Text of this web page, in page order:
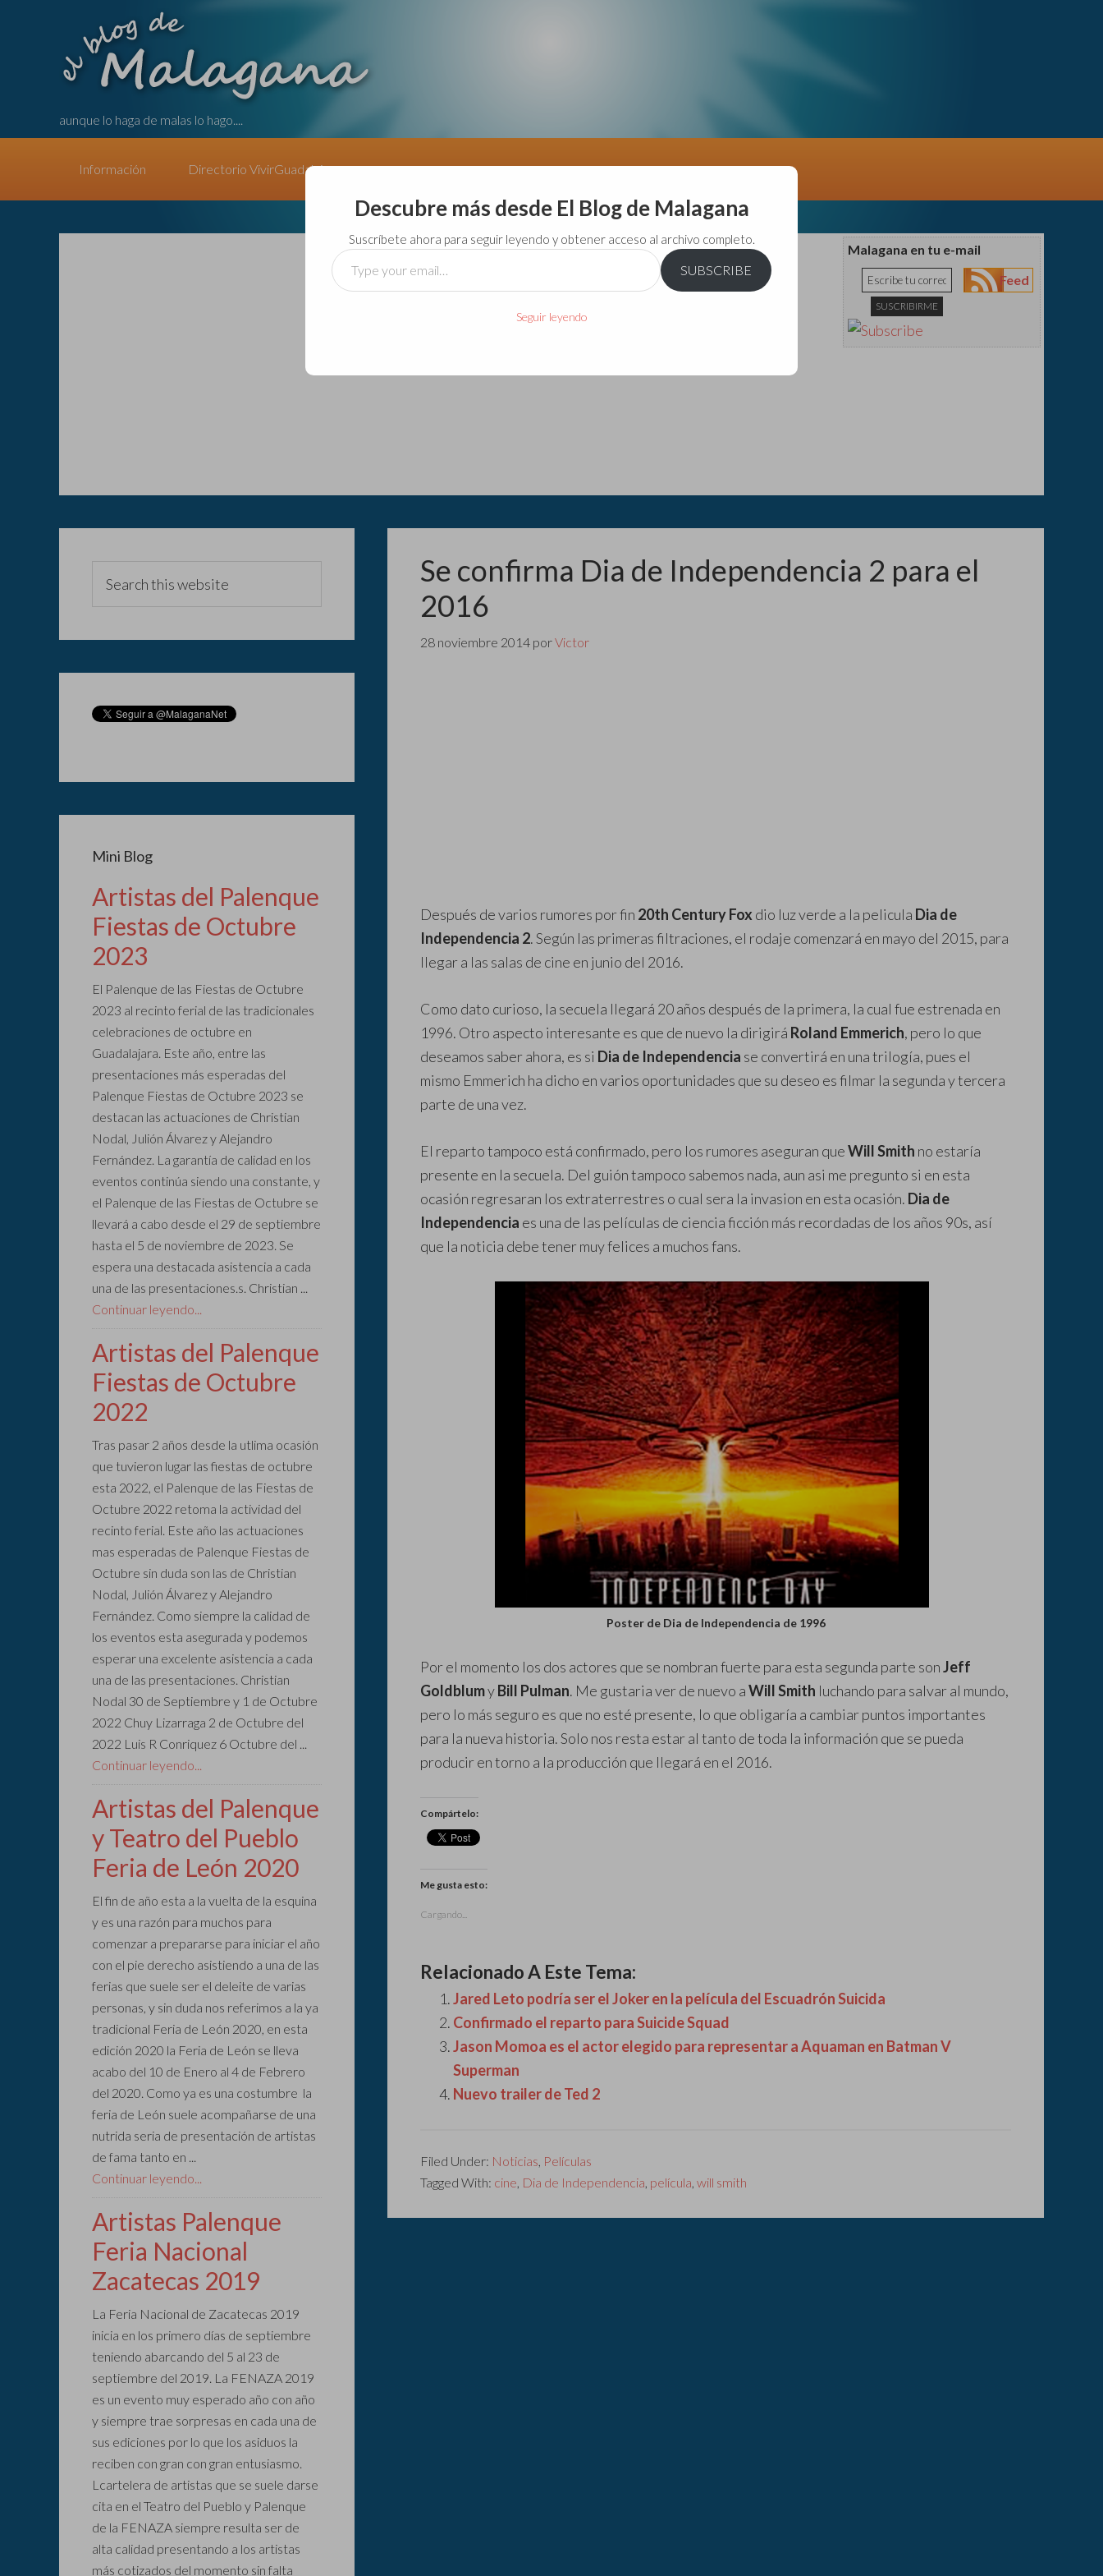
aunque lo haga de malas lo hago....
Información Directorio VivirGuadalajara
Malagana en tu e-mail
Feed
Se confirma Dia de Independencia 2 para el
2016
28 noviembre 2014 porVictor
Después de varios rumores por fin 20th Century Fox dio luz verde a la pelicula Dia de
Independencia 2. Según las primeras filtraciones, el rodaje comenzará en mayo del 2015, para
llegar a las salas de cine en junio del 2016.
Como dato curioso, la secuela llegará 20 años después de la primera, la cual fue estrenada en
1996. Otro aspecto interesante es que de nuevo la dirigirá Roland Emmerich, pero lo que
deseamos saber ahora, es si Dia de Independencia se convertirá en una trilogía, pues el
mismo Emmerich ha dicho en varios oportunidades que su deseo es filmar la segunda y tercera
parte de una vez.
El reparto tampoco está confirmado, pero los rumores aseguran queWill Smith no estaría
presente en la secuela. Del guión tampoco sabemos nada, aun asi me pregunto si en esta
ocasión regresaran los extraterrestres o cual sera la invasion en esta ocasión. Dia de
Independencia es una de las películas de ciencia ficción más recordadas de los años 90s, así
que la noticia debe tener muy felices a muchos fans.
Poster de Dia de Independencia de 1996
Por el momento los dos actores que se nombran fuerte para esta segunda parte sonJeff
GoldblumyBill Pulman. Me gustaria ver de nuevo aWill Smith luchando para salvar al mundo,
pero lo más seguro es que no esté presente, lo que obligaría a cambiar puntos importantes
para la nueva historia. Solo nos resta estar al tanto de toda la información que se pueda
producir en torno a la producción que llegará en el 2016.
Compártelo:
Me gusta esto:
Cargando...
Relacionado A Este Tema:
Jared Leto podría ser el Joker en la película del Escuadrón Suicida
Confirmado el reparto para Suicide Squad
Jason Momoa es el actor elegido para representar a Aquaman en Batman V
Superman
Nuevo trailer de Ted 2
Filed Under: Noticias Películas
Tagged With: cine Dia de Independencia película will smith
Mini Blog
Artistas del Palenque
Fiestas de Octubre
2023
El Palenque de las Fiestas de Octubre
2023 al recinto ferial de las tradicionales
celebraciones de octubre en
Guadalajara. Este año, entre las
presentaciones más esperadas del
Palenque Fiestas de Octubre 2023 se
destacan las actuaciones de Christian
Nodal, Julión Álvarez y Alejandro
Fernández. La garantía de calidad en los
eventos continúa siendo una constante, y
el Palenque de las Fiestas de Octubre se
llevará a cabo desde el 29 de septiembre
hasta el 5 de noviembre de 2023. Se
espera una destacada asistencia a cada
una de las presentaciones.s. Christian ...
Continuar leyendo...
Artistas del Palenque
Fiestas de Octubre
2022
Tras pasar 2 años desde la utlima ocasión
que tuvieron lugar las fiestas de octubre
esta 2022, el Palenque de las Fiestas de
Octubre 2022 retoma la actividad del
recinto ferial. Este año las actuaciones
mas esperadas de Palenque Fiestas de
Octubre sin duda son las de Christian
Nodal, Julión Álvarez y Alejandro
Fernández. Como siempre la calidad de
los eventos esta asegurada y podemos
esperar una excelente asistencia a cada
una de las presentaciones. Christian
Nodal 30 de Septiembre y 1 de Octubre
2022 Chuy Lizarraga 2 de Octubre del
2022 Luis R Conriquez 6 Octubre del ...
Continuar leyendo...
Artistas del Palenque
y Teatro del Pueblo
Feria de León 2020
El fin de año esta a la vuelta de la esquina
y es una razón para muchos para
comenzar a prepararse para iniciar el año
con el pie derecho asistiendo a una de las
ferias que suele ser el deleite de varias
personas, y sin duda nos referimos a la ya
tradicional Feria de León 2020, en esta
edición 2020 la Feria de León se lleva
acabo del 10 de Enero al 4 de Febrero
del 2020. Como ya es una costumbre la
feria de León suele acompañarse de una
nutrida seria de presentación de artistas
de fama tanto en ...
Continuar leyendo...
Artistas Palenque
Feria Nacional
Zacatecas 2019
La Feria Nacional de Zacatecas 2019
inicia en los primero días de septiembre
teniendo abarcando del 5 al 23 de
septiembre del 2019. La FENAZA 2019
es un evento muy esperado año con año
y siempre trae sorpresas en cada una de
sus ediciones por lo que los asiduos la
reciben con gran con gran entusiasmo.
Lcartelera de artistas que se suele darse
cita en el Teatro del Pueblo y Palenque
de la FENAZA siempre resulta ser de
alta calidad presentando a los artistas
más cotizados del momento sin falta
Descubre más desde El Blog de Malagana
Suscríbete ahora para seguir leyendo y obtener acceso al archivo completo.
Type
your
SUBSCRIBE
Seguir leyendo